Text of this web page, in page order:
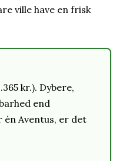
ville have en frisk
kr.). Dybere,
end
én Aventus, er det